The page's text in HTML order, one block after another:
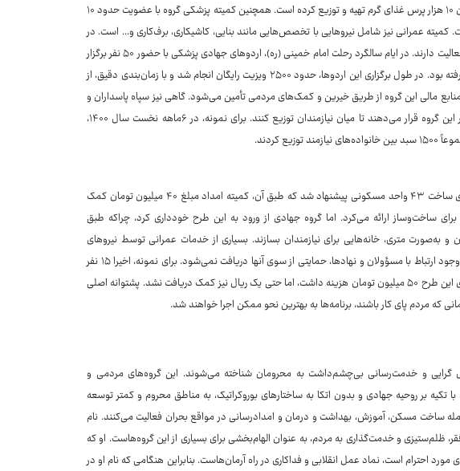
حدود ۱۵ نفر، در عید غدیر ۶ هزار پرس و در ماه رمضان ۱۰ هزار پرس غذای گرم تهیه و توزیع کرده است. همچنین کمیته پزشکی گروه با عضویت حدود ۱۰
عمرانی نیز شامل نیروهایی با تخصص‌هایی مانند بنایی، کاشیکاری، برف‌کاری و... است. در
مجموع، بین ۵۰ تا ۶۰ نفر در کمیته‌های مختلف گروه فعالیت دارند. در ایام سالگرد رحلت امام خمینی (ره)، اردوهای جهادی پزشکی با حضور ۵۰ نفر برگزار
شد که هماهنگی با ۱۵ پزشک از یک سال قبل انجام گرفته بود. در طول برگزاری این اردوها، حدود ۲۵۰۰ ویزیت رایگان انجام شد و با زمان‌بندی دقیق، از
در درمان بیماران جلوگیری شد. ۹۹ درصد منابع مالی این گروه از طریق خیرین و کمک‌های مردمی تأمین می‌شود. گاهی نیز سپاه پاسداران و
ستاد اجرایی فرمان امام، بسته‌های معیشتی در اختیار این گروه قرار می‌دهند تا میان نیازمندان توزیع کنند. برای نمونه، در ۶ماهه نخست سال ۱۴۰۰،
در زمینه ساخت‌وساز، تفاهم‌نامه‌ای با کمیته امداد برای ساخت ۴۳ واحد مسکونی پیشنهاد شد که طبق آن، کمیته امداد مبلغ ۴۰ میلیون تومان کمک
میلیون تومان وام و زمین ۲۴۰ متری برای ساخت‌وساز ارائه می‌کرد. اما گروه جهادی از ورود به این طرح خودداری کرد، چراکه طبق
موفق شده‌اند با ۸۰ میلیون تومان و به‌صورت متری، خانه‌هایی برای نیازمندان بسازند. بسیاری از خدمات عمرانی توسط نیروهای
جهادی به‌صورت داوطلبانه و رایگان انجام می‌شود. با وجود ارتباط با مسؤولان و نهادها، حمایتی از سوی آنها دریافت نمی‌شود. برای نمونه، اخیرا ۱۵ نفر
از اعضای گروه پزشکی به منطقه آورده شدند که اجرای این طرح ۵۰ میلیون تومان هزینه داشت، اما حتی یک ریال نیز کمک دریافت نشد. پشتوانه اصلی
که مردم پای کار باشند، برنامه‌ها به بهترین نحو ممکن اجرا خواهند شد.
گرایی و خدمت‌رسانی بی‌چشم‌داشت به محرومان شناخته می‌شوند. این گروه‌های مردمی و
تکیه بر روحیه جهادی و بدون اتکا به ساختارهای بوروکراتیک، به مناطق محروم و کمتر توسعه
ساخت مسکن، آموزش، بهداشت و درمان و امدادرسانی در مواقع بحران فعالیت می‌کنند. نام
ظلم‌ستیزی و خدمت‌گذاری به مردم، به عنوان الهام‌بخشی برای بسیاری از این گروه‌هاست. او که
مورد احترام است، نماد عمل انقلابی و فداکاری در راه آرمان‌هاست. بنابراین هنگامی که نام او در